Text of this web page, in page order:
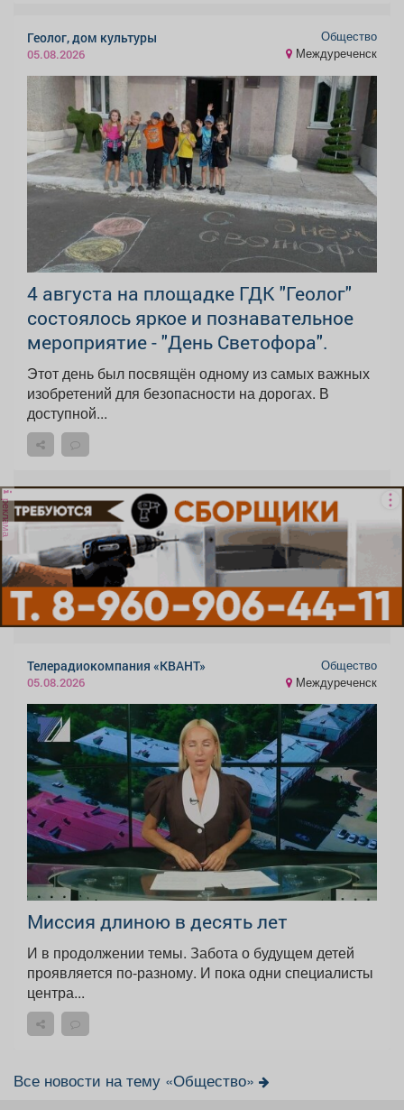
Геолог, дом культуры
05.08.2026
Общество
Междуреченск
4 августа на площадке ГДК "Геолог"
состоялось яркое и познавательное
мероприятие - "День Светофора".
Этот день был посвящён одному из самых важных
изобретений для безопасности на дорогах. В
доступной...
реклама
Телерадиокомпания «КВАНТ»
05.08.2026
Общество
Междуреченск
Миссия длиною в десять лет
И в продолжении темы. Забота о будущем детей
проявляется по-разному. И пока одни специалисты
центра...
Все новости на тему «Общество»